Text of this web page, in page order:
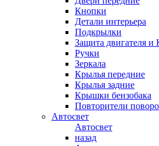
Кнопки
Детали интерьера
Подкрылки
Защита двигателя
Ручки
Зеркала
Крылья передние
Крылья задние
Крышки бензобака
Повторители
Автосвет
Автосвет
назад